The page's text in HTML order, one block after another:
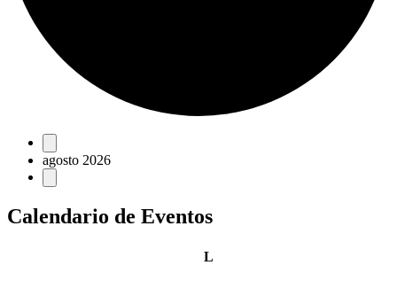
Eventos
agosto 2026
Calendario de Eventos
Llunes